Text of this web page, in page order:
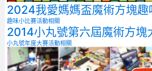
2024我愛媽媽盃魔術方塊趣
趣味小比賽活動相關
2014小丸號第六屆魔術方塊
小丸號年度大賽活動相關